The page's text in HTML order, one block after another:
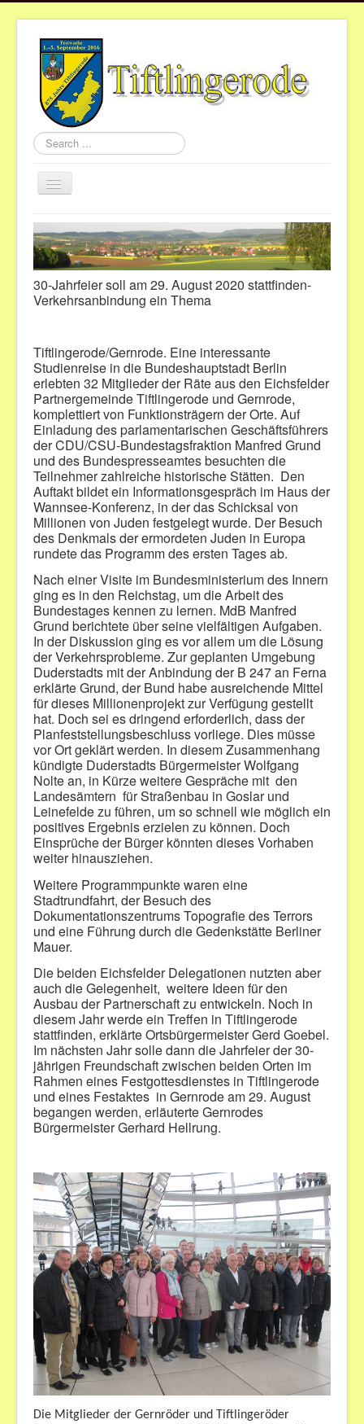
Search
...
Toggle
Navigation
Home
Aktuelles
Gemeinde
Vereine
Termine
Bilder
Veranstaltungen
30-Jahrfeier soll am 29. August 2020 stattfinden-
Verkehrsanbindung ein Thema
Tiftlingerode/Gernrode. Eine interessante
Studienreise in die Bundeshauptstadt Berlin
erlebten 32 Mitglieder der Räte aus den Eichsfelder
Partnergemeinde Tiftlingerode und Gernrode,
komplettiert von Funktionsträgern der Orte. Auf
Einladung des parlamentarischen Geschäftsführers
der CDU/CSU-Bundestagsfraktion Manfred Grund
und des Bundespresseamtes besuchten die
Teilnehmer zahlreiche historische Stätten. Den
Auftakt bildet ein Informationsgespräch im Haus der
Wannsee-Konferenz, in der das Schicksal von
Millionen von Juden festgelegt wurde. Der Besuch
des Denkmals der ermordeten Juden in Europa
rundete das Programm des ersten Tages ab.
Nach einer Visite im Bundesministerium des Innern
ging es in den Reichstag, um die Arbeit des
Bundestages kennen zu lernen. MdB Manfred
Grund berichtete über seine vielfältigen Aufgaben.
In der Diskussion ging es vor allem um die Lösung
der Verkehrsprobleme. Zur geplanten Umgebung
Duderstadts mit der Anbindung der B 247 an Ferna
erklärte Grund, der Bund habe ausreichende Mittel
für dieses Millionenprojekt zur Verfügung gestellt
hat. Doch sei es dringend erforderlich, dass der
Planfeststellungsbeschluss vorliege. Dies müsse
vor Ort geklärt werden. In diesem Zusammenhang
kündigte Duderstadts Bürgermeister Wolfgang
Nolte an, in Kürze weitere Gespräche mit den
Landesämtern für Straßenbau in Goslar und
Leinefelde zu führen, um so schnell wie möglich ein
positives Ergebnis erzielen zu können. Doch
Einsprüche der Bürger könnten dieses Vorhaben
weiter hinausziehen.
Weitere Programmpunkte waren eine
Stadtrundfahrt, der Besuch des
Dokumentationszentrums Topografie des Terrors
und eine Führung durch die Gedenkstätte Berliner
Mauer.
Die beiden Eichsfelder Delegationen nutzten aber
auch die Gelegenheit, weitere Ideen für den
Ausbau der Partnerschaft zu entwickeln. Noch in
diesem Jahr werde ein Treffen in Tiftlingerode
stattfinden, erklärte Ortsbürgermeister Gerd Goebel.
Im nächsten Jahr solle dann die Jahrfeier der 30-
jährigen Freundschaft zwischen beiden Orten im
Rahmen eines Festgottesdienstes in Tiftlingerode
und eines Festaktes in Gernrode am 29. August
begangen werden, erläuterte Gernrodes
Bürgermeister Gerhard Hellrung.
Die Mitglieder der Gernröder und Tiftlingeröder